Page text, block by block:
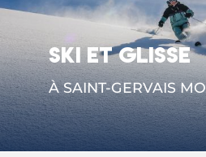
SKI ET GLISSE
À SAINT-GERVAIS